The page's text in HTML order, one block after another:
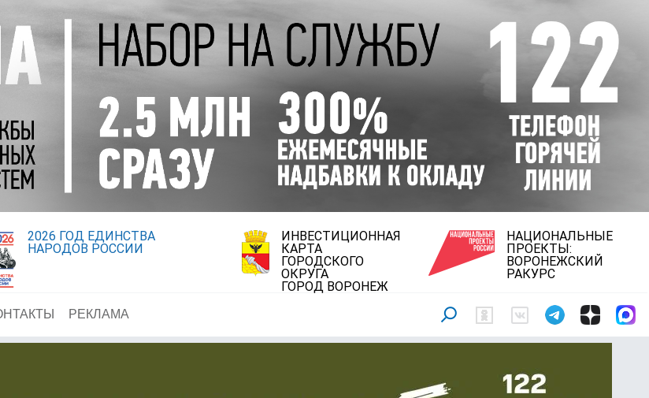
2026 ГОД ЕДИНСТВА
НАРОДОВ РОССИИ
ИНВЕСТИЦИОННАЯ
КАРТА
ГОРОДСКОГО
ОКРУГА
ГОРОД ВОРОНЕЖ
НАЦИОНАЛЬНЫЕ
ПРОЕКТЫ:
ВОРОНЕЖСКИЙ
РАКУРС
РЕКЛАМА